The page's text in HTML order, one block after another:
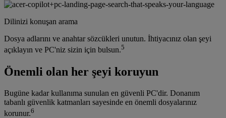
Dilinizi konuşan arama
Dosya adlarını ve anahtar sözcükleri unutun. İhtiyacınız olan şeyi
açıklayın ve PC'niz sizin için bulsun.5
Önemli olan her şeyi koruyun
Bugüne kadar kullanıma sunulan en güvenli PC'dir. Donanım
tabanlı güvenlik katmanları sayesinde en önemli dosyalarınız
korunur.6